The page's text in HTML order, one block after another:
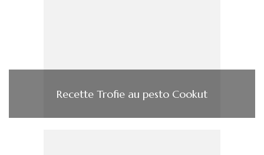
Recette Trofie au pesto Cookut